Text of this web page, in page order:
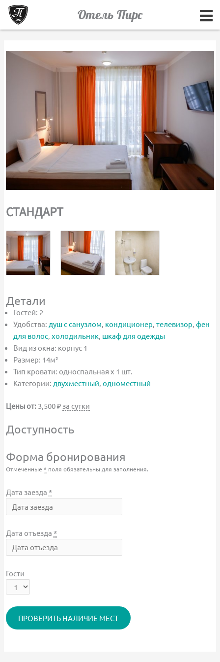
Перейти
содержимому
Отель Пирс
СТАНДАРТ
Детали
Гостей: 2
Удобства: душ с санузлом, кондиционер,телевизор,фен
для волос,холодильник, шкаф для одежды
Вид из окна: корпус 1
Размер: 14м²
Тип кровати: односпальная х 1 шт.
Категории: двухместный,одноместный
Цены от: 3,500₽ за сутки
Доступность
Форма бронирования
Отмеченные* поля обязательны для заполнения.
Дата заезда*
Дата отъезда*
Гости